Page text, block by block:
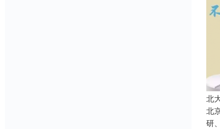
北
北
研